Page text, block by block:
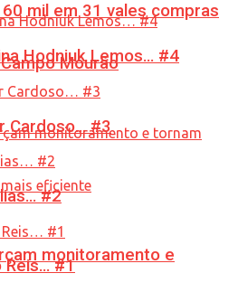
60 mil em 31 vales compras
Mourão
monitoramento e
Hodniuk Lemos… #4
Cardoso… #3
#2
Reis… #1